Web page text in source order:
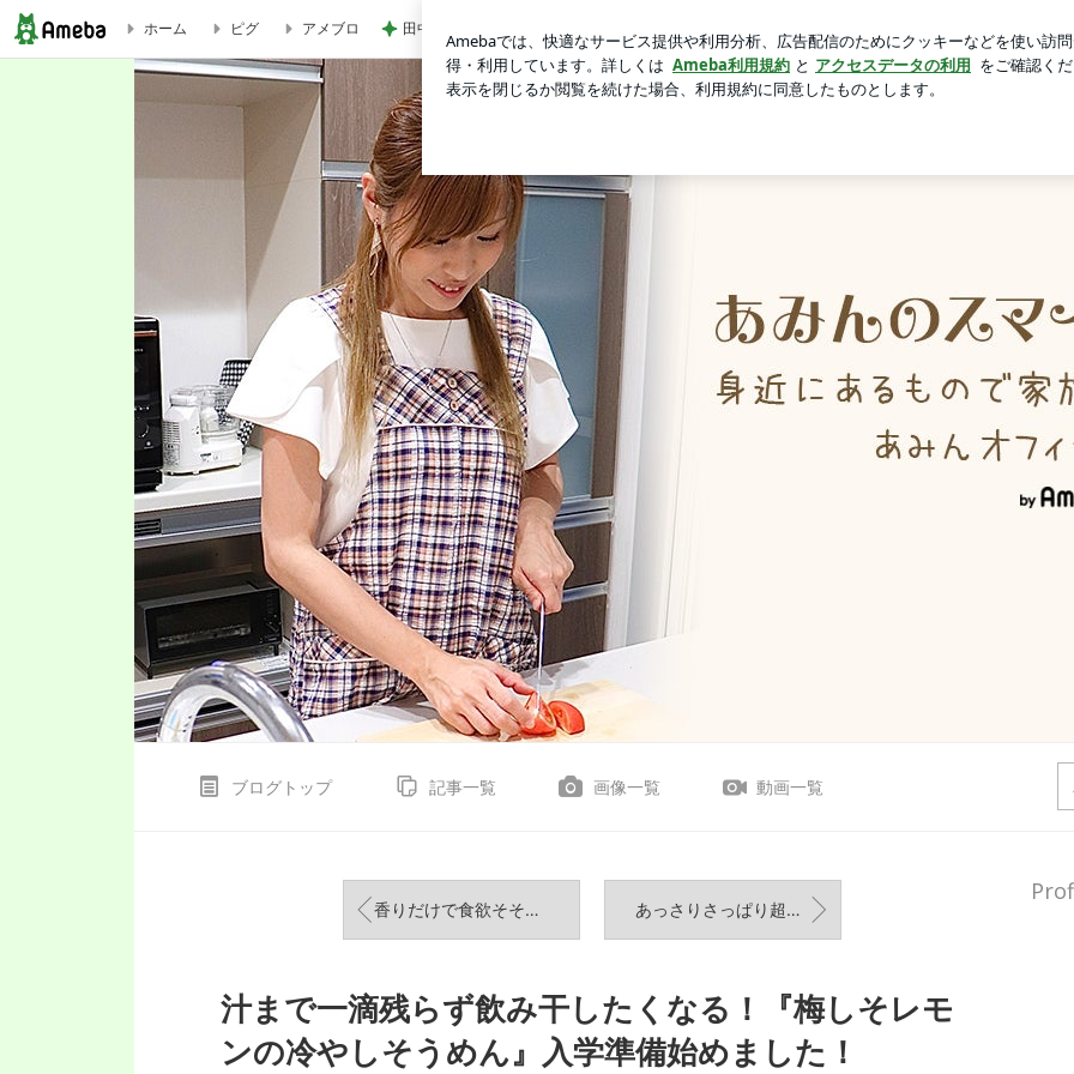
汁まで一滴残らず飲み干したくなる！『梅しそレモンの冷やしそうめん』入学準備始めました！ | あみんオフィシャルブ
ホーム ピグ アメブロ 田中健 広島の放送を見てした黙祷 ロ
ブログトップ 記事一覧 画像一覧 動画一覧
香りだけで食欲そそる！『ガーリックバターチキンステーキ』ラン活の続き あっさりさっぱり超ヘルシー！『ささみのしそ天ピリ辛おろしポン酢』
汁まで一滴残らず飲み干したくなる！『梅しそレモ
ンの冷やしそうめん』入学準備始めました！